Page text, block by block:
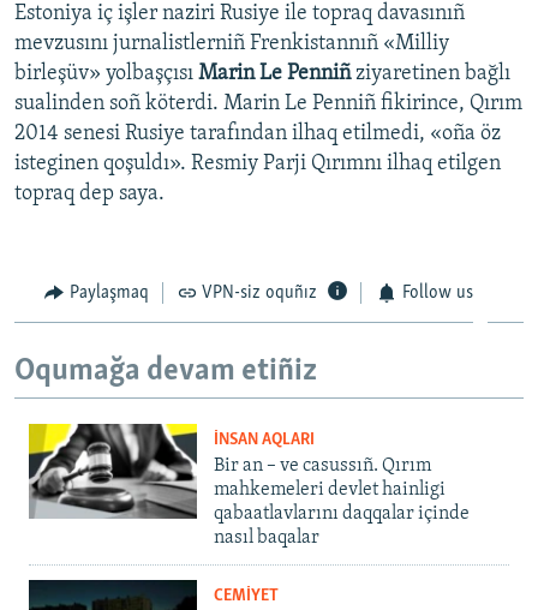
Estoniya iç işler naziri Rusiye ile topraq davasınıñ
mevzusını jurnalistlerniñ Frenkistannıñ «Milliy
birleşüv» yolbaşçısı Marin Le Penniñ ziyaretinen bağlı
sualinden soñ köterdi. Marin Le Penniñ fikirince, Qırım
2014 senesi Rusiye tarafından ilhaq etilmedi, «oña öz
isteginen qoşuldı». Resmiy Parji Qırımnı ilhaq etilgen
topraq dep saya.
Paylaşmaq VPN-siz oquñız Follow us
Oqumağa devam etiñiz
İNSAN AQLARI
Bir an – ve casussıñ. Qırım
mahkemeleri devlet hainligi
qabaatlavlarını daqqalar içinde
nasıl baqalar
CEMİYET